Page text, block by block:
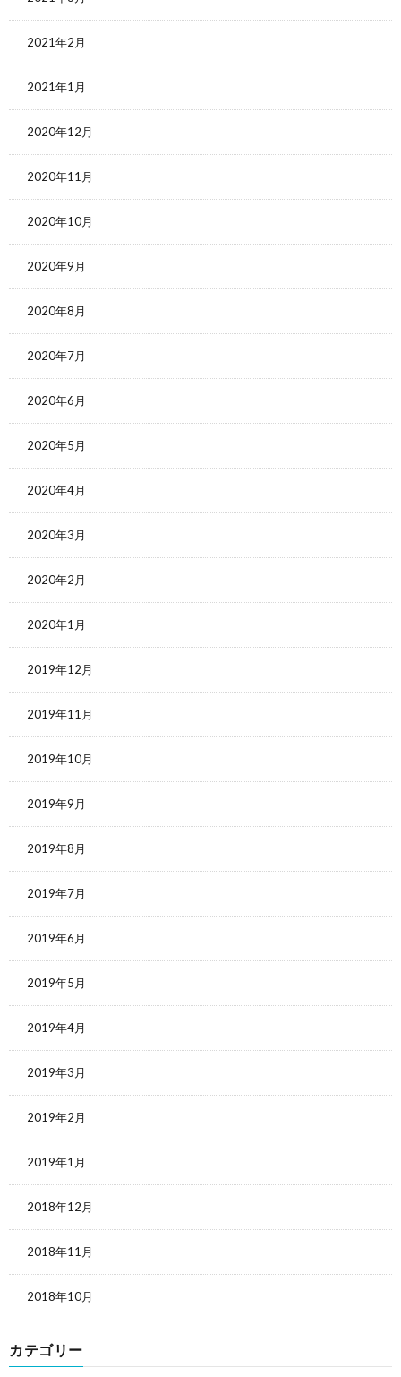
2021年2月
2021年1月
2020年12月
2020年11月
2020年10月
2020年9月
2020年8月
2020年7月
2020年6月
2020年5月
2020年4月
2020年3月
2020年2月
2020年1月
2019年12月
2019年11月
2019年10月
2019年9月
2019年8月
2019年7月
2019年6月
2019年5月
2019年4月
2019年3月
2019年2月
2019年1月
2018年12月
2018年11月
2018年10月
カテゴリー